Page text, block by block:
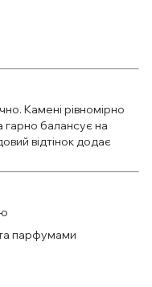
Камені рівномірно
гарно балансує на
відтінок додає
парфумами